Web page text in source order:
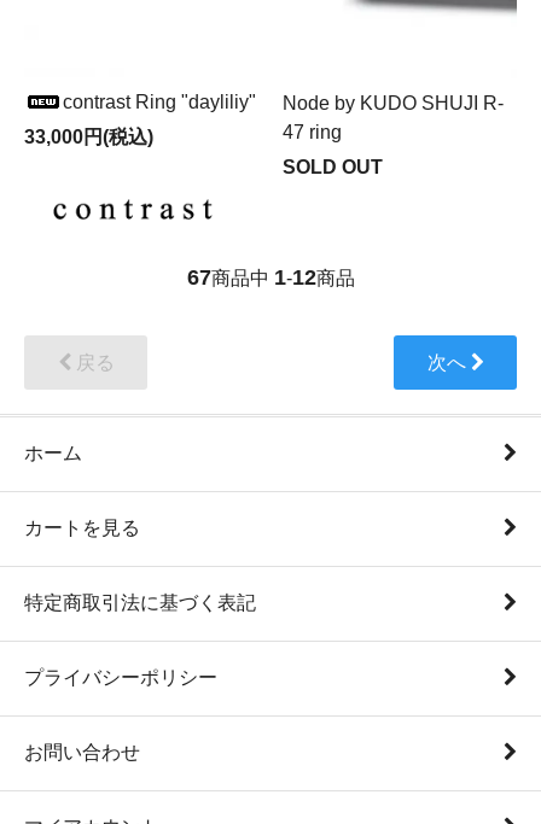
contrast Ring "dayliliy"
33,000円(税込)
Node by KUDO SHUJI R-
47 ring
SOLD OUT
67商品中 1-12商品
戻る 次へ
ホーム
カートを見る
特定商取引法に基づく表記
プライバシーポリシー
お問い合わせ